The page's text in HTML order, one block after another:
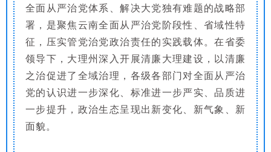
全面从严治党体系、解决大党独有难题的战略部
署，是聚焦云南全面从严治党阶段性、省域性特
征，压实管党治党政治责任的实践载体。在省委
领导下，大理州深入开展清廉大理建设，以清廉
之治促进了全域治理，各级各部门对全面从严治
党的认识进一步深化、标准进一步严实、品质进
一步提升，政治生态呈现出新变化、新气象、新
面貌。